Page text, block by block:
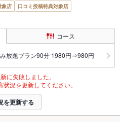
象店
口コミ投稿特典対象店
コース
放題プラン90分 1980円⇒980円
に失敗しました。
況を更新してください。
を更新する